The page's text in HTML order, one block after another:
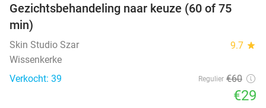
52%
Gezichtsbehandeling naar keuze (60 of 75
min)
Skin Studio Szar 9.7 star
Wissenkerke
Verkocht: 39
Regulier €60
€29